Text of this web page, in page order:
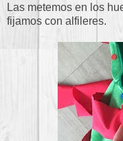
Las metemos en los
fijamos con alfileres.